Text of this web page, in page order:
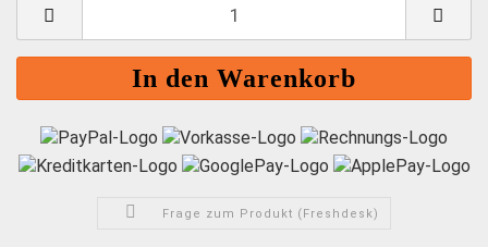
Frage zum Produkt (Freshdesk)